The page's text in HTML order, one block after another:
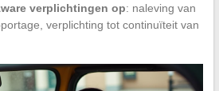
verplichtingen op: naleving van
verplichting tot continuïteit van